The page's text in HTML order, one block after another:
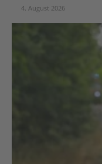
4. August 2026